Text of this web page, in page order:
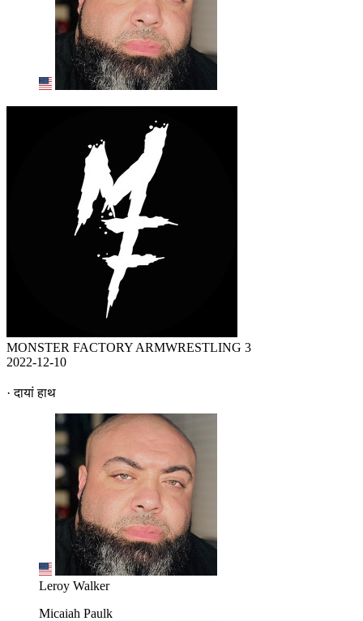
MONSTER FACTORY ARMWRESTLING 3
2022-12-10
· दायां हाथ
Leroy Walker
Micaiah Paulk